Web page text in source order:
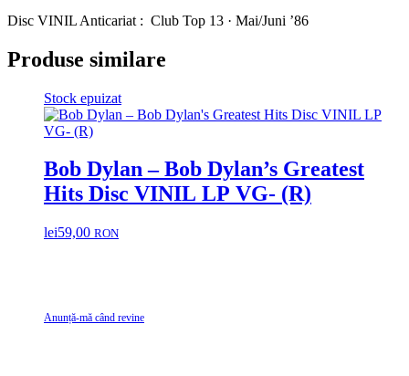
Disc VINIL Anticariat : Club Top 13 ­· Mai/Juni ’86
Produse similare
Stock epuizat
Bob Dylan – Bob Dylan’s Greatest
Hits Disc VINIL LP VG- (R)
lei59,00 RON
Anunță-mă când revine